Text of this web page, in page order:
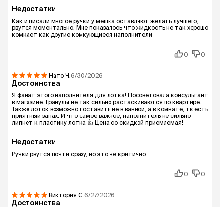
Недостатки
Как и писали многое ручки у мешка оставляют желать лучшего,
рвутся моментально. Мне показалось что жидкость не так хорошо
комкает как другие комкующиеся наполнители
0 0
Нато Ч. 6/30/2026
Достоинства
Я фанат этого наполнителя для лотка! Посоветовала консультант
в магазине. Гранулы не так сильно растаскиваются по квартире.
Также лоток возможно поставить не в ванной, а в комнате, тк есть
приятный запах. И что самое важное, наполнитель не сильно
липнет к пластику лотка 👍 Цена со скидкой приемлемая!
Недостатки
Ручки рвутся почти сразу, но это не критично
0 0
Виктория О. 6/27/2026
Достоинства